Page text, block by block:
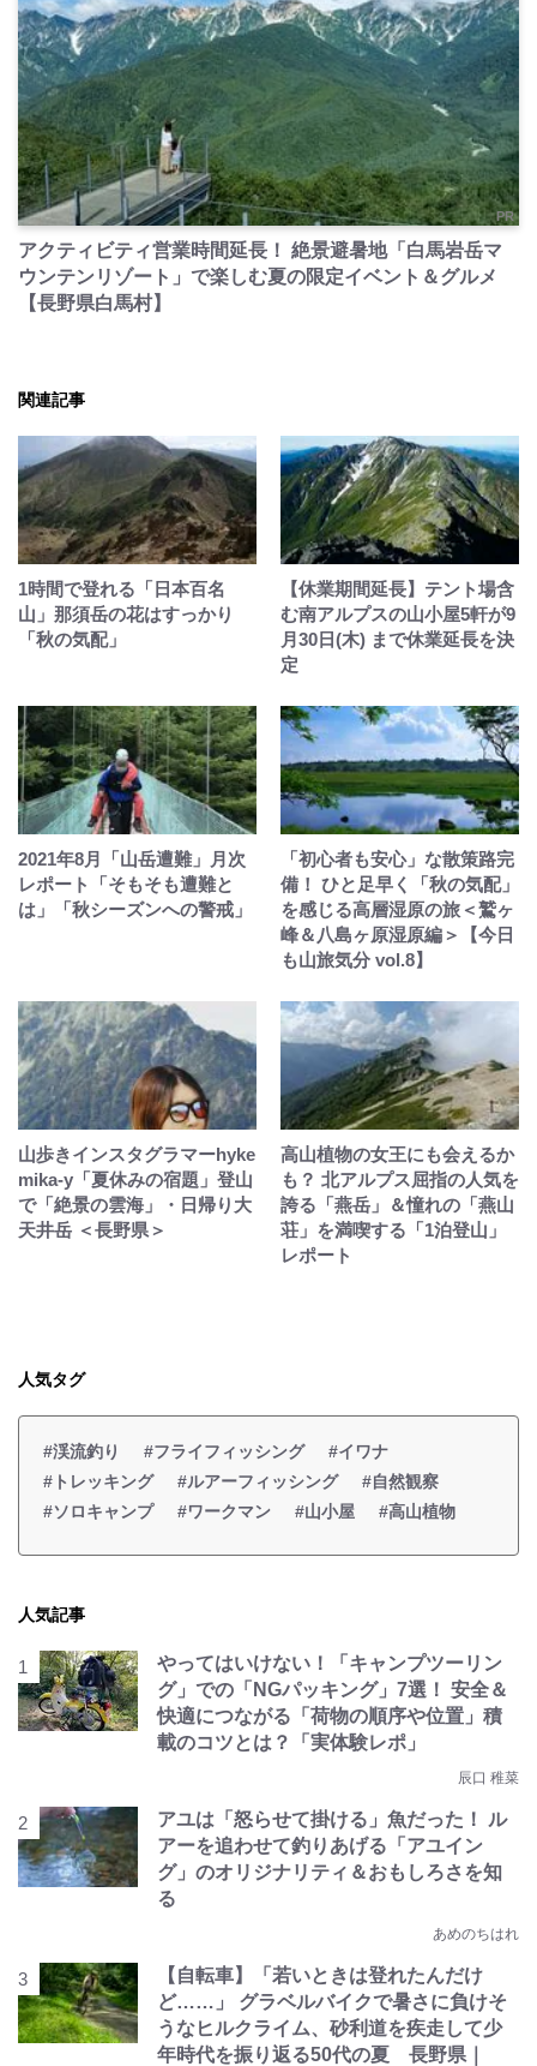
PR
アクティビティ営業時間延長！ 絶景避暑地「白馬岩岳マ
ウンテンリゾート」で楽しむ夏の限定イベント＆グルメ
【長野県白馬村】
関連記事
1時間で登れる「日本百名
山」那須岳の花はすっかり
「秋の気配」
【休業期間延長】テント場含
む南アルプスの山小屋5軒が9
月30日(木) まで休業延長を決
定
2021年8月「山岳遭難」月次
レポート「そもそも遭難と
は」「秋シーズンへの警戒」
「初心者も安心」な散策路完
備！ ひと足早く「秋の気配」
を感じる高層湿原の旅＜鷲ヶ
峰＆八島ヶ原湿原編＞【今日
も山旅気分 vol.8】
山歩きインスタグラマーhyke
mika-y「夏休みの宿題」登山
で「絶景の雲海」・日帰り大
天井岳 ＜長野県＞
高山植物の女王にも会えるか
も？ 北アルプス屈指の人気を
誇る「燕岳」＆憧れの「燕山
荘」を満喫する「1泊登山」
レポート
人気タグ
#渓流釣り #フライフィッシング
#イワナ
#トレッキング
#ルアーフィッシング
#自然観察
#ソロキャンプ
#ワークマン #山小屋 #高山植物
人気記事
やってはいけない！「キャンプツーリン
グ」での「NGパッキング」7選！ 安全＆
快適につながる「荷物の順序や位置」積
載のコツとは？「実体験レポ」
辰口 稚菜
アユは「怒らせて掛ける」魚だった！ ル
アーを追わせて釣りあげる「アユイン
グ」のオリジナリティ＆おもしろさを知
る
あめのちはれ
【自転車】「若いときは登れたんだけ
ど……」 グラベルバイクで暑さに負けそ
うなヒルクライム、砂利道を疾走して少
年時代を振り返る50代の夏 長野県｜